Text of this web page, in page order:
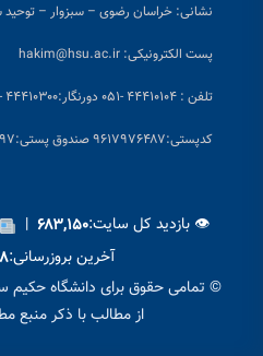
نشانی: خراسان رضوی – سبزوار –
پست الکترونیکی: hakim@hsu.ac.ir
تلفن : ۴۴۴۱۰۱۰۴ -۰۵۱ دورنگار:۴۴۴۱۰۳۰۰ -۰۵۱
کدپستی:۹۶۱۷۹۷۶۴۸۷ صندوق پستی:۳۹۷
👁 بازدید کل سایت:۶۸۳,۱۵۰ |
آخرین بروزرسانی:۱۸
© تمامی حقوق برای دانشگاه حکیم
از مطالب با ذکر منبع